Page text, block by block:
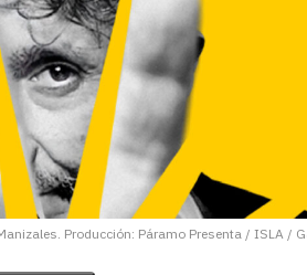
Producción: Páramo Presenta / ISLA /